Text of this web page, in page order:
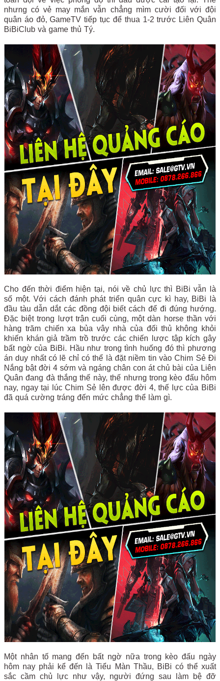
nhưng có vẻ may mắn vẫn chẳng mìm cười đối với đội
quân áo đỏ, GameTV tiếp tục để thua 1-2 trước Liên Quân
BiBiClub và game thủ Tý.
Cho đến thời điểm hiện tại, nói về chủ lực thì BiBi vẫn là
số một. Với cách đánh phát triển quân cực kì hay, BiBi là
đầu tàu dẫn dắt các đồng đội biết cách để đi đúng hướng.
Đặc biệt trong lượt trận cuối cùng, một dàn horse thần với
hàng trăm chiến xa bủa vây nhà của đối thủ không khỏi
khiến khán giả trầm trồ trước các chiến lược tập kích gây
bất ngờ của BiBi. Hầu như trong tình huống đó thì phương
án duy nhất có lẽ chỉ có thể là đặt niềm tin vào Chim Sẻ Đi
Nắng bật đời 4 sớm và ngáng chân con át chủ bài của Liên
Quân đang đà thắng thế này, thế nhưng trong kèo đấu hôm
nay, ngay tại lúc Chim Sẻ lên được đời 4, thế lực của BiBi
đã quá cường tráng đến mức chẳng thể làm gì.
Một nhân tố mang đến bất ngờ nữa trong kèo đấu ngày
hôm nay phải kể đến là Tiểu Màn Thầu, BiBi có thể xuất
sắc cầm chủ lực như vậy, người đứng sau làm bệ đỡ